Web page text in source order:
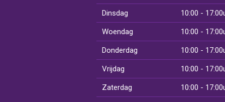
Dinsdag 10:00 -
Woendag 10:00 -
Donderdag 10:00 -
Vrijdag 10:00 -
Zaterdag 10:00 -